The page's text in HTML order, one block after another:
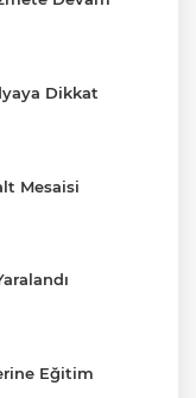
Dikkat
Mesaisi
Eğitim